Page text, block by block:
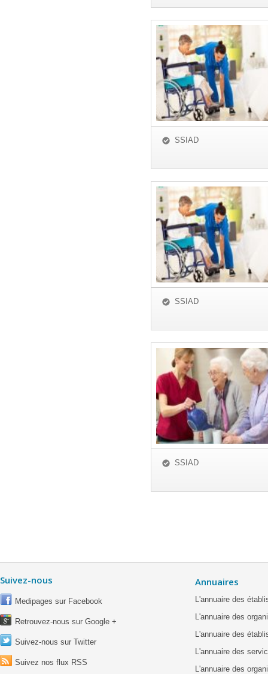
SSIAD
SSIAD
SSIAD
Suivez-nous
Medipages sur Facebook
Retrouvez-nous sur Google +
Suivez-nous sur Twitter
Suivez nos flux RSS
Annuaires
L'annuaire des
L'annuaire des
L'annuaire des
L'annuaire des
L'annuaire des